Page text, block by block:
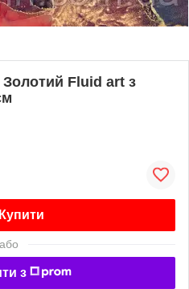
Fluid art з
Купити
або
з